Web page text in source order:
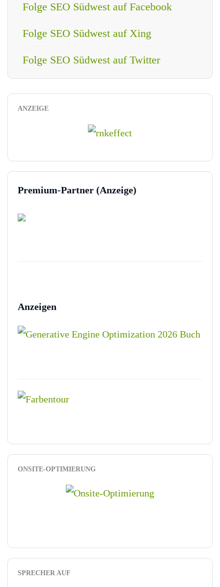
Folge SEO Südwest auf Facebook
Folge SEO Südwest auf Xing
Folge SEO Südwest auf Twitter
ANZEIGE
Premium-Partner (Anzeige)
Anzeigen
ONSITE-OPTIMIERUNG
SPRECHER AUF